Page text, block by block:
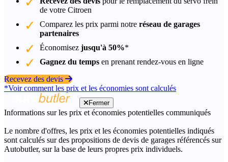
de votre Citroen
Comparez les prix parmi notre réseau de garages
partenaires
Économisez jusqu'à 50%*
Gagnez du temps en prenant rendez-vous en ligne
Recevez des devis
*Voir comment les prix et les économies sont calculés
Fermer
Informations sur les prix et économies potentielles communiqués
Le nombre d'offres, les prix et les économies potentielles indiqués
sont calculés sur des propositions de devis de garages référencés sur
Autobutler, sur la base de leurs propres prix individuels.